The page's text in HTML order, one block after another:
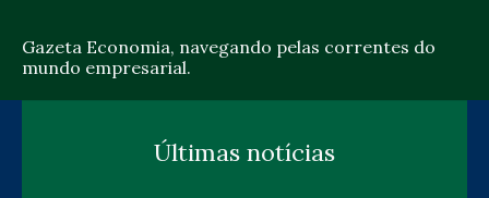
Gazeta Economia, navegando pelas correntes do
mundo empresarial.
Últimas notícias